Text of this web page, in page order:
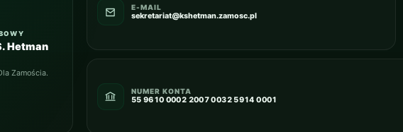
Hetman
Zamościa.
E-MAIL
sekretariat@kshetman.zamosc.pl
NUMER KONTA
55 9610 0002 2007 0032 5914 0001